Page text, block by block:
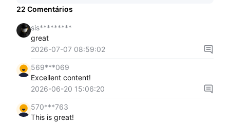
22 Comentários
sis*********
great
2026-07-07 08:59:02
569***069
Excellent content!
2026-06-20 15:06:20
570***763
This is great!